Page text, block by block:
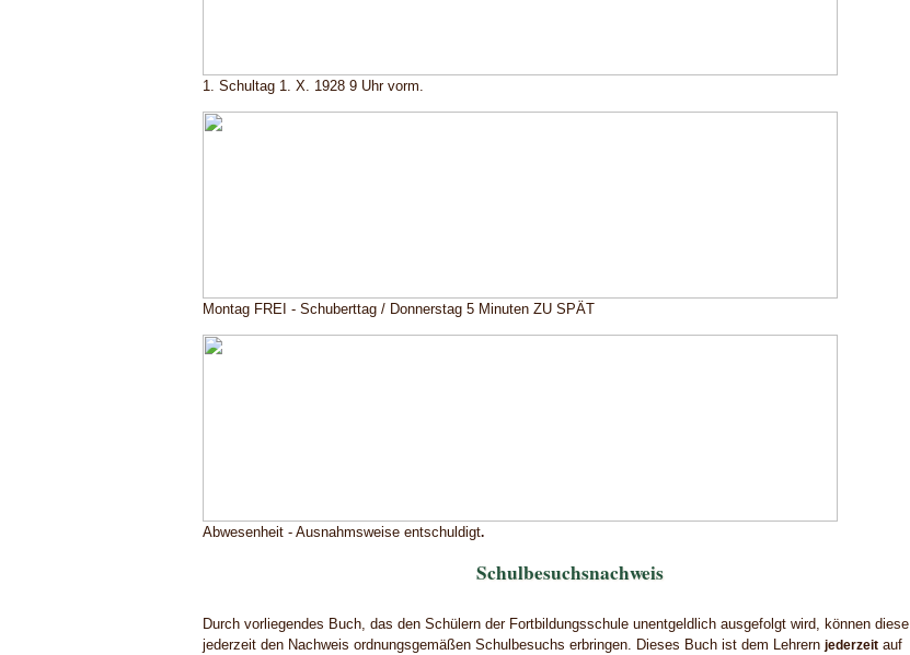
1. Schultag 1. X. 1928 9 Uhr vorm.
Montag FREI - Schuberttag / Donnerstag 5 Minuten ZU SPÄT
Abwesenheit - Ausnahmsweise entschuldigt.
Schulbesuchsnachweis
Durch vorliegendes Buch, das den Schülern der Fortbildungsschule unentgeldlich ausgefolgt wird, können diese
jederzeit den Nachweis ordnungsgemäßen Schulbesuchs erbringen. Dieses Buch ist dem Lehrern jederzeit auf